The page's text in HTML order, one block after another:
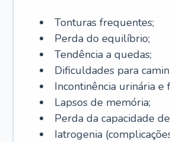
Tonturas frequentes;
Perda do equilíbrio;
Tendência a quedas;
Dificuldades para
Incontinência urinária e
Lapsos de memória;
Perda da capacidade
Iatrogenia